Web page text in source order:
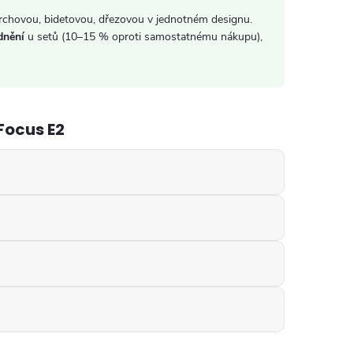
bidetovou, dřezovou v jednotném designu.
u setů (10–15 % oproti samostatnému nákupu),
E2